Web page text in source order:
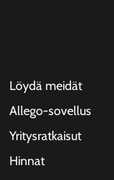
Löydä meidät
Allego-sovellus
Yritysratkaisut
Hinnat